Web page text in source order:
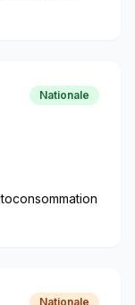
Nationale
Nationale